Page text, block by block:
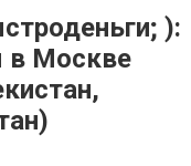
):
в Москве